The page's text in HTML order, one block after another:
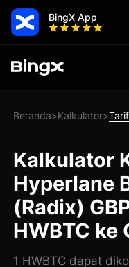
BingX App
Beranda>Kalkulator>
Kalkulator
Hyperlane
(Radix)
HWBTC ke
1 HWBTC dapat